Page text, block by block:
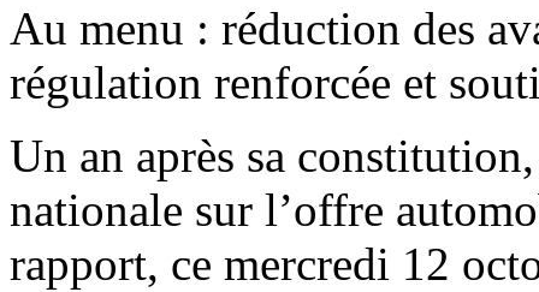
Au menu : réduction des
régulation renforcée et
Un an après sa
nationale sur l’offre
rapport, ce mercredi 12